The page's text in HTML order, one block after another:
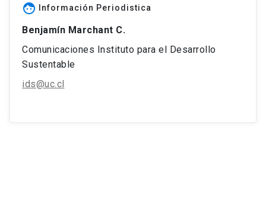
face Información Periodistica
Benjamín Marchant C.
Comunicaciones Instituto para el Desarrollo
Sustentable
ids@uc.cl